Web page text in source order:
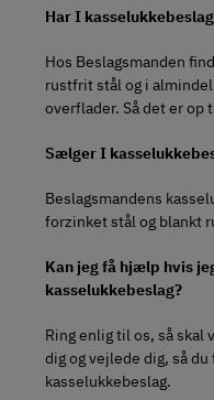
Har I
Hos Beslagsmanden
rustfrit stål og i
overflader. Så det er op
Sælger I
Beslagsmandens
forzinket stål og blankt
Kan jeg få hjælp hvis
kasselukkebeslag?
Ring enlig til os, så
dig og vejlede dig, så
kasselukkebeslag.